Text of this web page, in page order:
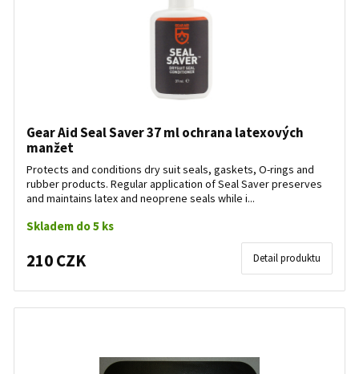
Gear Aid Seal Saver 37 ml ochrana latexových
manžet
Protects and conditions dry suit seals, gaskets, O-rings and
rubber products. Regular application of Seal Saver preserves
and maintains latex and neoprene seals while i...
Skladem do 5 ks
210 CZK Detail produktu